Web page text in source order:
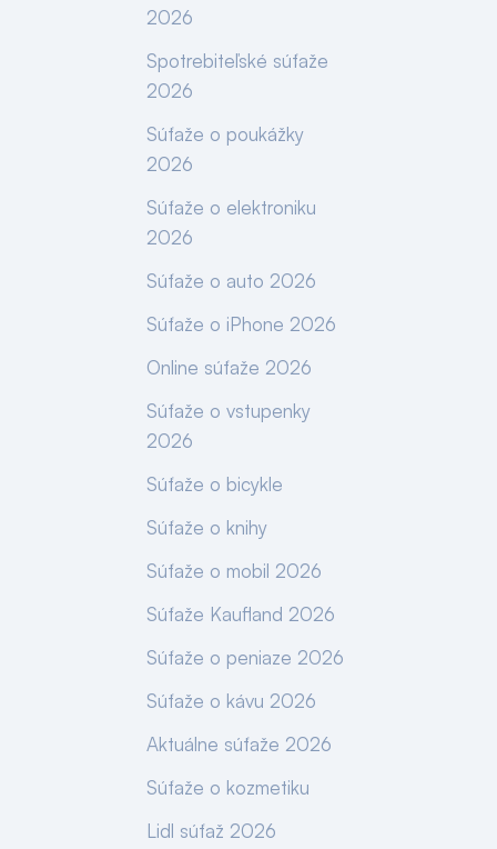
2026
Spotrebiteľské súťaže
2026
Súťaže o poukážky
2026
Súťaže o elektroniku
2026
Súťaže o auto 2026
Súťaže o iPhone 2026
Online súťaže 2026
Súťaže o vstupenky
2026
Súťaže o bicykle
Súťaže o knihy
Súťaže o mobil 2026
Súťaže Kaufland 2026
Súťaže o peniaze 2026
Súťaže o kávu 2026
Aktuálne súťaže 2026
Súťaže o kozmetiku
Lidl súťaž 2026